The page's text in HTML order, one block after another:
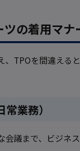
ツの着用マナ
TPOを間違え
業務）
議まで、ビジネ